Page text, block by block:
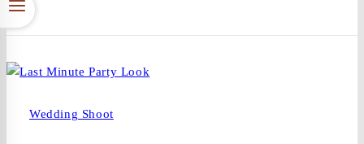
Wedding Shoot